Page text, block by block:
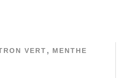
VERT , MENTHE